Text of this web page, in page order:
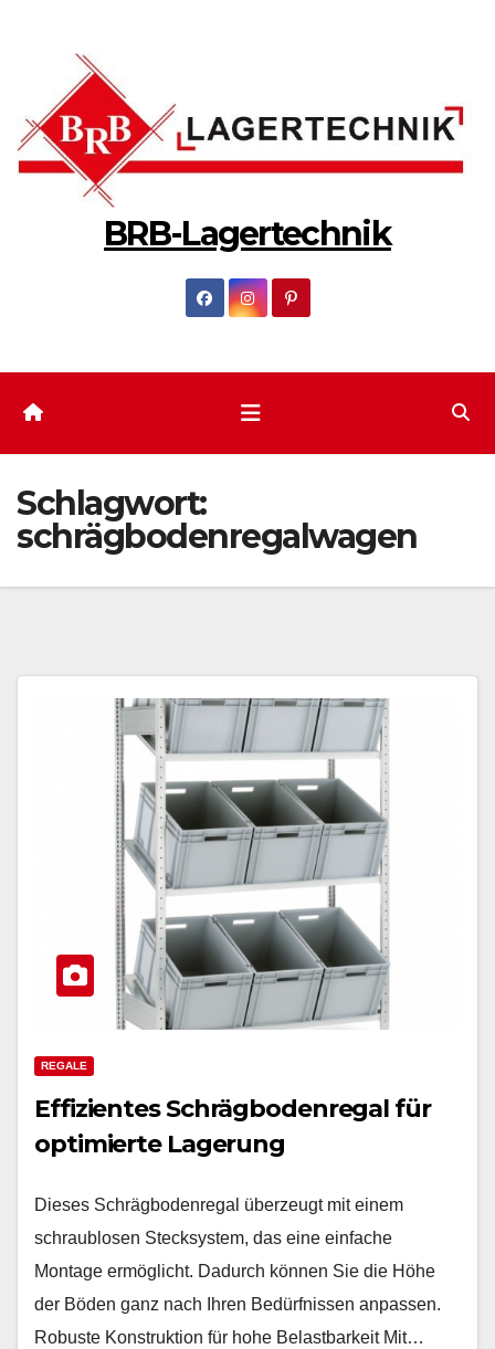
BRB-Lagertechnik
Schlagwort:
schrägbodenregalwagen
REGALE
Effizientes Schrägbodenregal für
optimierte Lagerung
Dieses Schrägbodenregal überzeugt mit einem
schraublosen Stecksystem, das eine einfache
Montage ermöglicht. Dadurch können Sie die Höhe
der Böden ganz nach Ihren Bedürfnissen anpassen.
Robuste Konstruktion für hohe Belastbarkeit Mit…